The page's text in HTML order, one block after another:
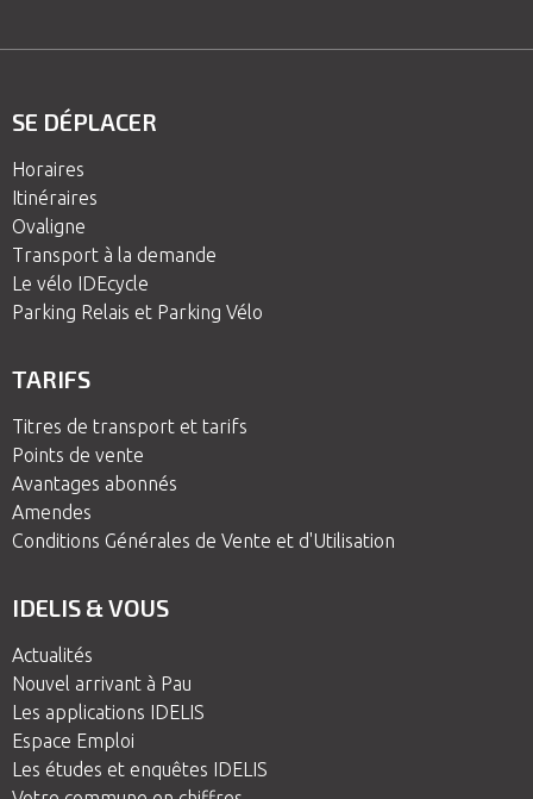
SE DÉPLACER
Horaires
Itinéraires
Ovaligne
Transport à la demande
Le vélo IDEcycle
Parking Relais et Parking Vélo
TARIFS
Titres de transport et tarifs
Points de vente
Avantages abonnés
Amendes
Conditions Générales de Vente et d'Utilisation
IDELIS & VOUS
Actualités
Nouvel arrivant à Pau
Les applications IDELIS
Espace Emploi
Les études et enquêtes IDELIS